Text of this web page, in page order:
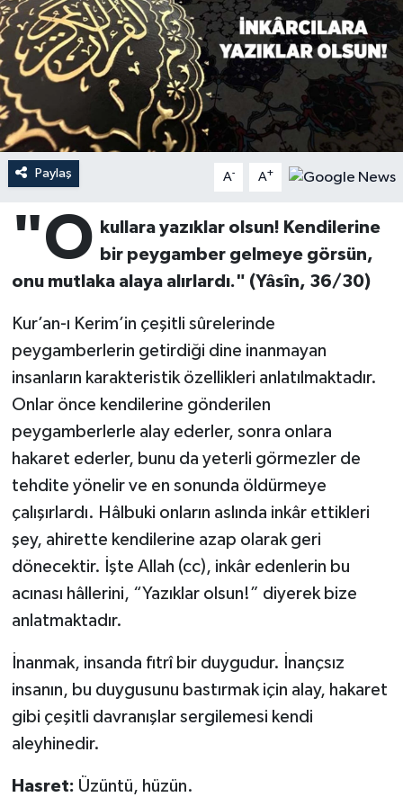
Paylaş A- A+
"O kullara yazıklar olsun! Kendilerine
bir peygamber gelmeye görsün,
onu mutlaka alaya alırlardı." (Yâsîn, 36/30)
Kur’an-ı Kerim’in çeşitli sûrelerinde
peygamberlerin getirdiği dine inanmayan
insanların karakteristik özellikleri anlatılmaktadır.
Onlar önce kendilerine gönderilen
peygamberlerle alay ederler, sonra onlara
hakaret ederler, bunu da yeterli görmezler de
tehdite yönelir ve en sonunda öldürmeye
çalışırlardı. Hâlbuki onların aslında inkâr ettikleri
şey, ahirette kendilerine azap olarak geri
dönecektir. İşte Allah (cc), inkâr edenlerin bu
acınası hâllerini, “Yazıklar olsun!” diyerek bize
anlatmaktadır.
İnanmak, insanda fıtrî bir duygudur. İnançsız
insanın, bu duygusunu bastırmak için alay, hakaret
gibi çeşitli davranışlar sergilemesi kendi
aleyhinedir.
Hasret: Üzüntü, hüzün.
Ardahan Müftülüğü
Artvin Müftülüğü
Aydın Müftülüğü
Balıkesir Müftülüğü
Bartın Müftülüğü
Batman Müftülüğü
Bilecik Müftülüğü
Bingöl Müftülüğü
Bitlis Müftülüğü
Bolu Müftülüğü
Burdur Müftülüğü
Çanakkale Müftülüğü
Çankırı Müftülüğü
Çorum Müftülüğü
Kudüs
Kurban
Mukabele
Peygamberimizin Hayatı
Ramazan
Sahabeler
Hutbeler
DİYANET AKADEMİ
DİYANET GENÇLİK
DİYANET RADYO/TV
DEPREM
Dünya
Kültür-Sanat
Aile
Sağlık
Makaleler
Ekonomi
Podcast
Bilim, Teknoloji
Biyografiler